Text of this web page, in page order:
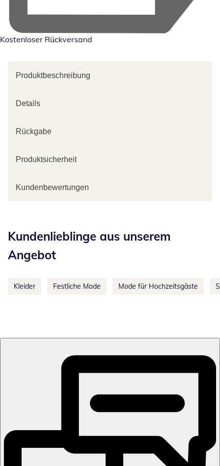
Kostenloser Rückversand
Produktbeschreibung
Details
Rückgabe
Produktsicherheit
Kundenbewertungen
Kundenlieblinge aus unserem
Angebot
Kleider Festliche Mode Mode für Hochzeitsgäste